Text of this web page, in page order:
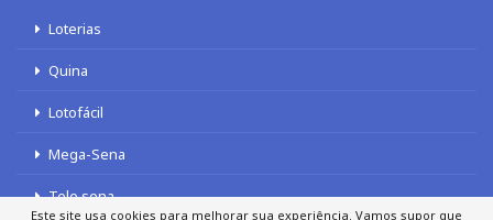
Loterias
Quina
Lotofácil
Mega-Sena
Tele sena
Este site usa cookies para melhorar sua experiência. Vamos supor que